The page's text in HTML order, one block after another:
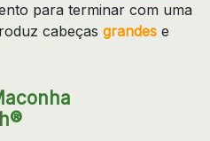
para terminar com uma
cabeças grandes e